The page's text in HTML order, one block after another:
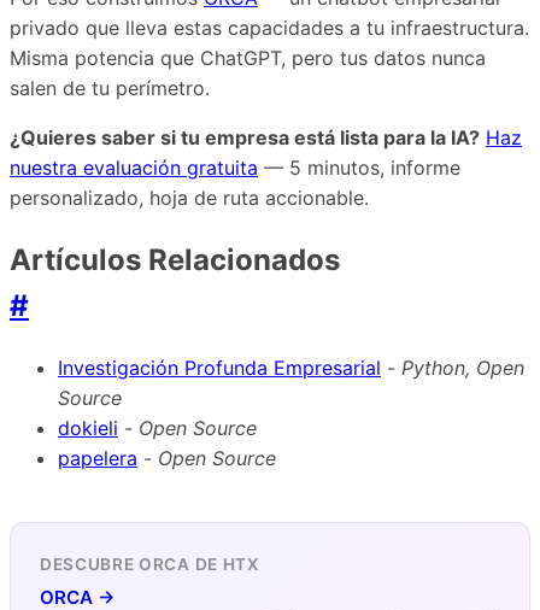
privado que lleva estas capacidades a tu infraestructura.
Misma potencia que ChatGPT, pero tus datos nunca
salen de tu perímetro.
¿Quieres saber si tu empresa está lista para la IA? Haz
nuestra evaluación gratuita — 5 minutos, informe
personalizado, hoja de ruta accionable.
Artículos Relacionados
#
Investigación Profunda Empresarial - Python, Open
Source
dokieli - Open Source
papelera - Open Source
DESCUBRE ORCA DE HTX
ORCA →